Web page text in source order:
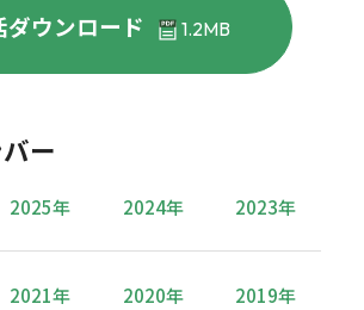
ダウンロード 1.2MB
ー
2025年 2024年 2023年
2021年 2020年 2019年